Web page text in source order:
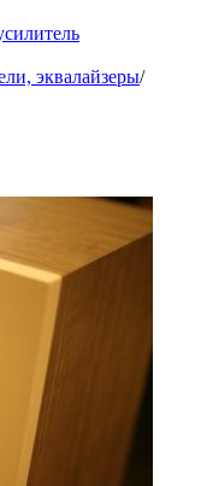
эквалайзеры/